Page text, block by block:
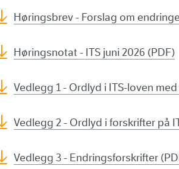
Høringsbrev - Forslag om
Høringsnotat - ITS juni 2026 (PDF)
Vedlegg 1 - Ordlyd i ITS-loven
Vedlegg 2 - Ordlyd i forskrifter på
Vedlegg 3 - Endringsforskrifter